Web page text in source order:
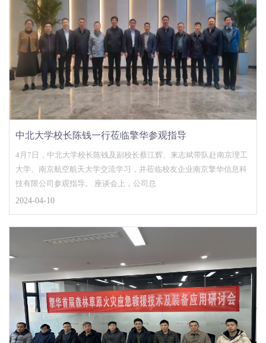
中北大学校长陈钱一行莅临擎华参观指导
4月7日，中北大学校长陈钱及副校长蔡江辉、来志斌带队赴南京理工
大学、南京航空航天大学交流学习，并莅临校友企业南京擎华信息科
技有限公司参观指导。 座谈会上，公司总
2024-04-10